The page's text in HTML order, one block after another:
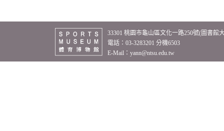
33301 桃園市龜山區文化一路250號(圖書館
電話：03-3283201 分機6503
E-Mail： yann@ntsu.edu.tw